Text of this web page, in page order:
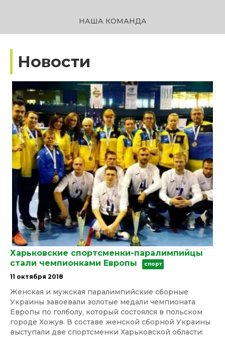
НАША КОМАНДА
Новости
Харьковские спортсменки-паралимпийцы
стали чемпионками Европы
спорт
11 октября 2018
Женская и мужская паралимпийские сборные
Украины завоевали золотые медали чемпионата
Европы по голболу, который состоялся в польском
городе Хожув. В составе женской сборной Украины
выступали две спортсменки Харьковской области: